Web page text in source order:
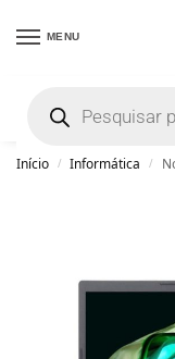
MENU
Início / Informática /